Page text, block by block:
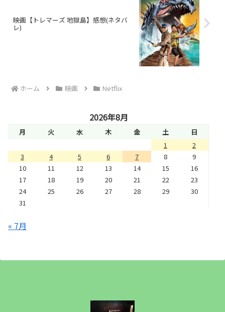
映画【トレマーズ 地獄島】感想(ネタバ
レ)
ホーム 映画 Netflix
2026年8月
月 火 水 木 金 土
日
1
2
3
4 5 6 7 8
9
10
11 12 13 14 15
16
17
18 19 20 21 22
23
24
25 26 27 28 29
30
31
« 7月